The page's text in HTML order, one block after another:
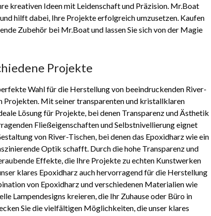
kreativen Ideen mit Leidenschaft und Präzision. Mr.Boat
hilft dabei, Ihre Projekte erfolgreich umzusetzen. Kaufen
Zubehör bei Mr.Boat und lassen Sie sich von der Magie
Projekte
Wahl für die Herstellung von beeindruckenden River-
Projekten. Mit seiner transparenten und kristallklaren
Lösung für Projekte, bei denen Transparenz und Ästhetik
Fließeigenschaften und Selbstnivellierung eignet
von River-Tischen, bei denen das Epoxidharz wie ein
Optik schafft. Durch die hohe Transparenz und
Effekte, die Ihre Projekte zu echten Kunstwerken
klares Epoxidharz auch hervorragend für die Herstellung
von Epoxidharz und verschiedenen Materialien wie
Lampendesigns kreieren, die Ihr Zuhause oder Büro in
Sie die vielfältigen Möglichkeiten, die unser klares